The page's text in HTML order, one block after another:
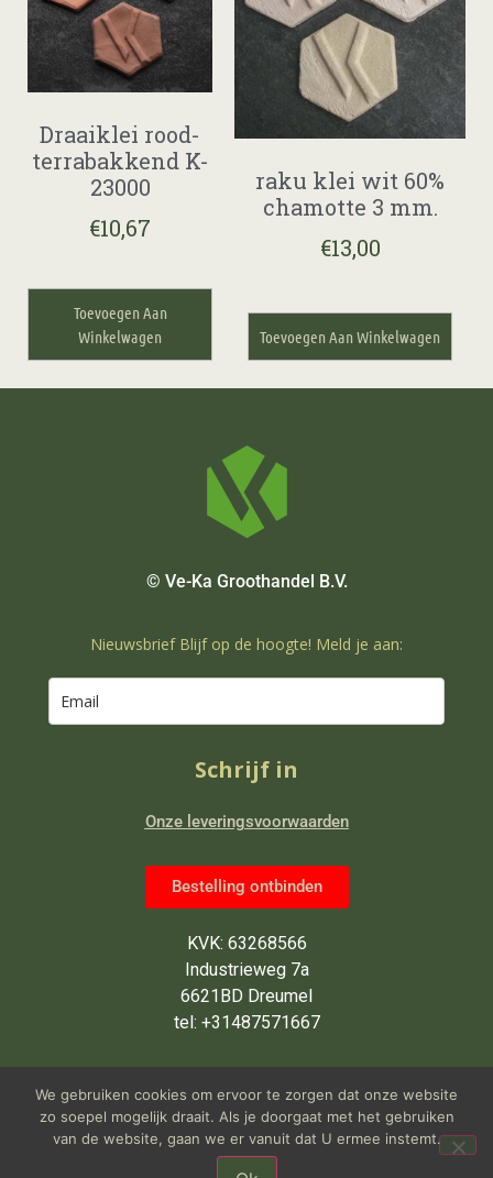
Draaiklei rood-
terrabakkend K-
23000
€10,67
Toevoegen Aan
Winkelwagen
raku klei wit 60%
chamotte 3 mm.
€13,00
Toevoegen Aan Winkelwagen
© Ve-Ka Groothandel B.V.
Nieuwsbrief Blijf op de hoogte! Meld je aan:
Schrijf in
Onze leveringsvoorwaarden
Bestelling ontbinden
KVK: 63268566
Industrieweg 7a
6621BD Dreumel
tel: +31487571667
Wij zijn van maandag tot en met
vrijdag open van 9 tot 5 uur
We gebruiken cookies om ervoor te zorgen dat onze website
zo soepel mogelijk draait. Als je doorgaat met het gebruiken
van de website, gaan we er vanuit dat U ermee instemt.